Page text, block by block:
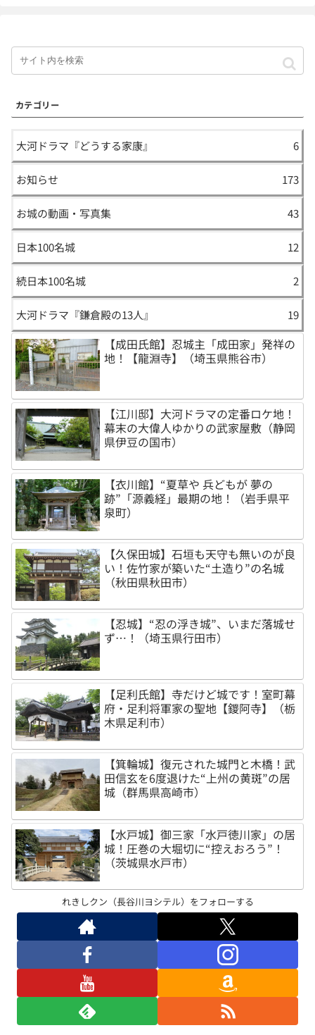
カテゴリー
大河ドラマ『どうする家康』 6
お知らせ 173
お城の動画・写真集 43
日本100名城 12
続日本100名城 2
大河ドラマ『鎌倉殿の13人』 19
【成田氏館】忍城主「成田家」発祥の
地！【龍淵寺】（埼玉県熊谷市）
【江川邸】大河ドラマの定番ロケ地！
幕末の大偉人ゆかりの武家屋敷（静岡
県伊豆の国市）
【衣川館】“夏草や 兵どもが 夢の
跡”「源義経」最期の地！（岩手県平
泉町）
【久保田城】石垣も天守も無いのが良
い！佐竹家が築いた“土造り”の名城
（秋田県秋田市）
【忍城】“忍の浮き城”、いまだ落城せ
ず…！（埼玉県行田市）
【足利氏館】寺だけど城です！室町幕
府・足利将軍家の聖地【鑁阿寺】（栃
木県足利市）
【箕輪城】復元された城門と木橋！武
田信玄を6度退けた“上州の黄斑”の居
城（群馬県高崎市）
【水戸城】御三家「水戸徳川家」の居
城！圧巻の大堀切に“控えおろう”！
（茨城県水戸市）
れきしクン（長谷川ヨシテル）をフォローする